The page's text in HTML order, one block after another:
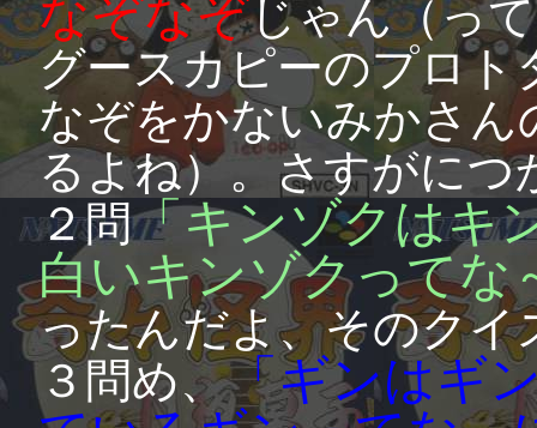
なぞなぞじゃん（っ
グースカピーのプロト
なぞをかないみかさ
るよね）。さすがに
２問「キンゾクはキ
白いキンゾクってな
ったんだよ、そのクイ
３問め、「ギンはギ